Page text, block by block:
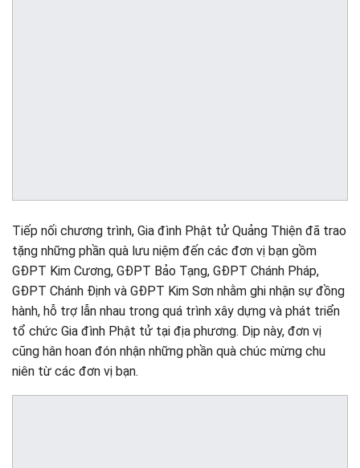
Tiếp nối chương trình, Gia đình Phật tử Quảng Thiện đã trao
tặng những phần quà lưu niệm đến các đơn vị bạn gồm
GĐPT Kim Cương, GĐPT Bảo Tạng, GĐPT Chánh Pháp,
GĐPT Chánh Định và GĐPT Kim Sơn nhằm ghi nhận sự đồng
hành, hỗ trợ lẫn nhau trong quá trình xây dựng và phát triển
tổ chức Gia đình Phật tử tại địa phương. Dịp này, đơn vị
cũng hân hoan đón nhận những phần quà chúc mừng chu
niên từ các đơn vị bạn.